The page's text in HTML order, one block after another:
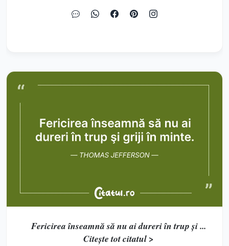
Fericirea înseamnă să nu ai dureri în trup şi ...
Citește tot citatul >